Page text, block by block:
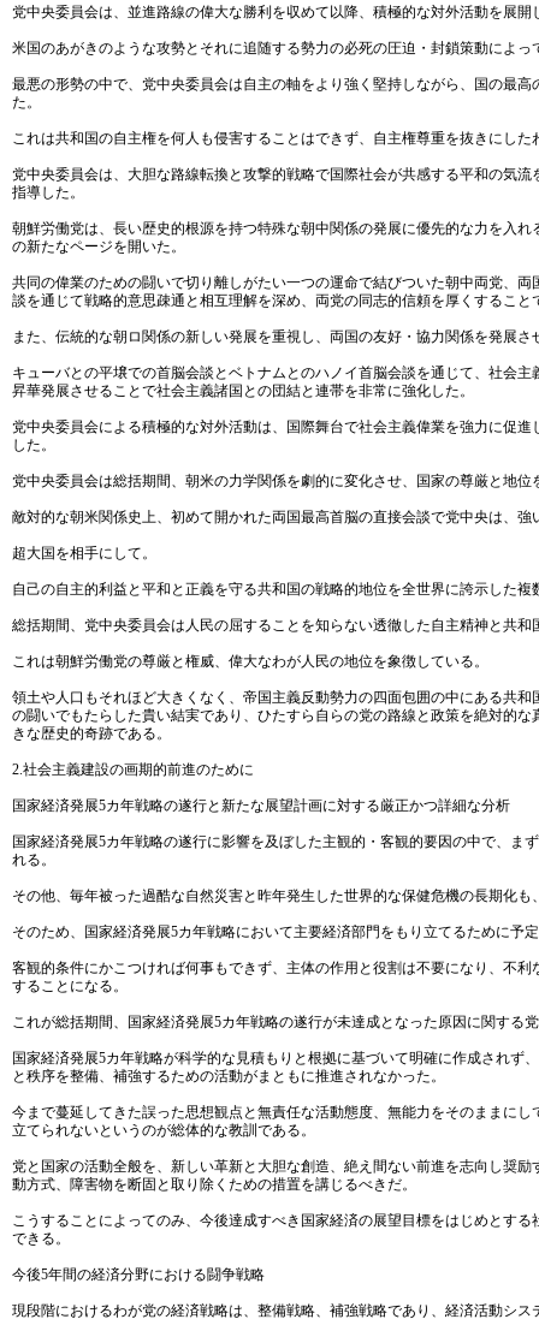
党中央委員会は、並進路線の偉大な勝利を収めて以降、積極的な対外活動を展
米国のあがきのような攻勢とそれに追随する勢力の必死の圧迫・封鎖策動によ
最悪の形勢の中で、党中央委員会は自主の軸をより強く堅持しながら、国の最
た。
これは共和国の自主権を何人も侵害することはできず、自主権尊重を抜きにし
党中央委員会は、大胆な路線転換と攻撃的戦略で国際社会が共感する平和の気
指導した。
朝鮮労働党は、長い歴史的根源を持つ特殊な朝中関係の発展に優先的な力を入
の新たなページを開いた。
共同の偉業のための闘いで切り離しがたい一つの運命で結びついた朝中両党、
談を通じて戦略的意思疎通と相互理解を深め、両党の同志的信頼を厚くするこ
また、伝統的な朝ロ関係の新しい発展を重視し、両国の友好・協力関係を発展
キューバとの平壌での首脳会談とベトナムとのハノイ首脳会談を通じて、社会
昇華発展させることで社会主義諸国との団結と連帯を非常に強化した。
党中央委員会による積極的な対外活動は、国際舞台で社会主義偉業を強力に促
した。
党中央委員会は総括期間、朝米の力学関係を劇的に変化させ、国家の尊厳と地位
敵対的な朝米関係史上、初めて開かれた両国最高首脳の直接会談で党中央は、
超大国を相手にして。
自己の自主的利益と平和と正義を守る共和国の戦略的地位を全世界に誇示した
総括期間、党中央委員会は人民の屈することを知らない透徹した自主精神と共
これは朝鮮労働党の尊厳と権威、偉大なわが人民の地位を象徴している。
領土や人口もそれほど大きくなく、帝国主義反動勢力の四面包囲の中にある共
の闘いでもたらした貴い結実であり、ひたすら自らの党の路線と政策を絶対的
きな歴史的奇跡である。
2.社会主義建設の画期的前進のために
国家経済発展5カ年戦略の遂行と新たな展望計画に対する厳正かつ詳細な分析
国家経済発展5カ年戦略の遂行に影響を及ぼした主観的・客観的要因の中で、
れる。
その他、毎年被った過酷な自然災害と昨年発生した世界的な保健危機の長期化
そのため、国家経済発展5カ年戦略において主要経済部門をもり立てるために予
客観的条件にかこつければ何事もできず、主体の作用と役割は不要になり、不
することになる。
これが総括期間、国家経済発展5カ年戦略の遂行が未達成となった原因に関する
国家経済発展5カ年戦略が科学的な見積もりと根拠に基づいて明確に作成され
と秩序を整備、補強するための活動がまともに推進されなかった。
今まで蔓延してきた誤った思想観点と無責任な活動態度、無能力をそのままに
立てられないというのが総体的な教訓である。
党と国家の活動全般を、新しい革新と大胆な創造、絶え間ない前進を志向し奨
動方式、障害物を断固と取り除くための措置を講じるべきだ。
こうすることによってのみ、今後達成すべき国家経済の展望目標をはじめとす
できる。
今後5年間の経済分野における闘争戦略
現段階におけるわが党の経済戦略は、整備戦略、補強戦略であり、経済活動シ